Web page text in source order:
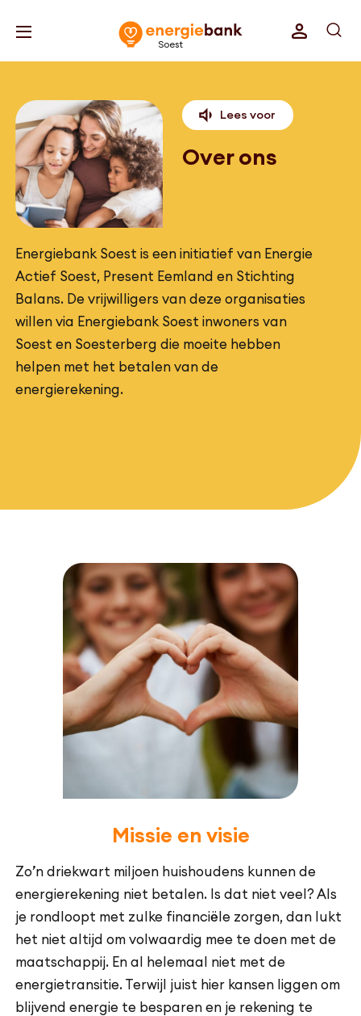
Soest
Lees voor
Over ons
Energiebank Soest is een initiatief van Energie
Actief Soest, Present Eemland en Stichting
Balans. De vrijwilligers van deze organisaties
willen via Energiebank Soest inwoners van
Soest en Soesterberg die moeite hebben
helpen met het betalen van de
energierekening.
Missie en visie
Zo’n driekwart miljoen huishoudens kunnen de
energierekening niet betalen. Is dat niet veel? Als
je rondloopt met zulke financiële zorgen, dan lukt
het niet altijd om volwaardig mee te doen met de
maatschappij. En al helemaal niet met de
energietransitie. Terwijl juist hier kansen liggen om
blijvend energie te besparen en je rekening te